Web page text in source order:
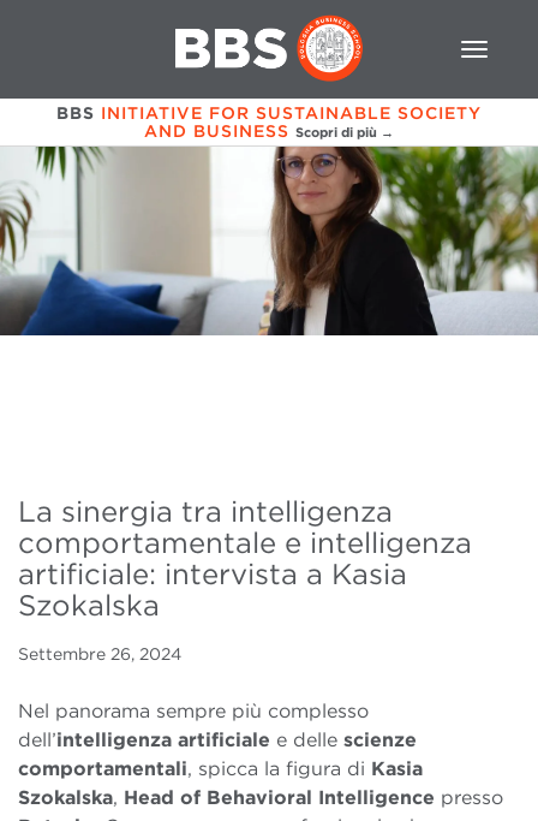
BBS INITIATIVE FOR SUSTAINABLE SOCIETY
AND BUSINESS Scopri di più →
La sinergia tra intelligenza
comportamentale e intelligenza
artificiale: intervista a Kasia
Szokalska
Settembre 26, 2024
Nel panorama sempre più complesso
dell’intelligenza artificiale e delle scienze
comportamentali, spicca la figura di Kasia
Szokalska, Head of Behavioral Intelligence presso